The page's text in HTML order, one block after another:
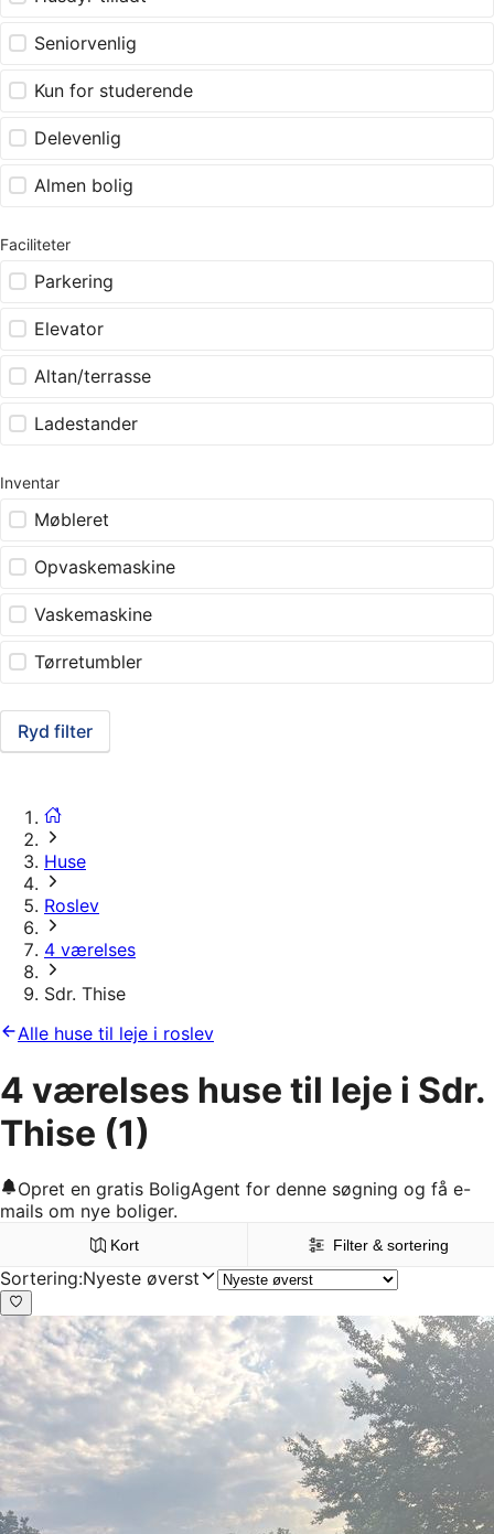
Seniorvenlig
Kun for studerende
Delevenlig
Almen bolig
Faciliteter
Parkering
Elevator
Altan/terrasse
Ladestander
Inventar
Møbleret
Opvaskemaskine
Vaskemaskine
Tørretumbler
Ryd filter
Huse
Roslev
4 værelses
Sdr. Thise
Alle huse til leje i roslev
4 værelses huse til leje i Sdr.
Thise (1)
Opret en gratis BoligAgent for denne søgning og få e-
mails om nye boliger.
Kort Filter & sortering
Sortering:Nyeste øverst